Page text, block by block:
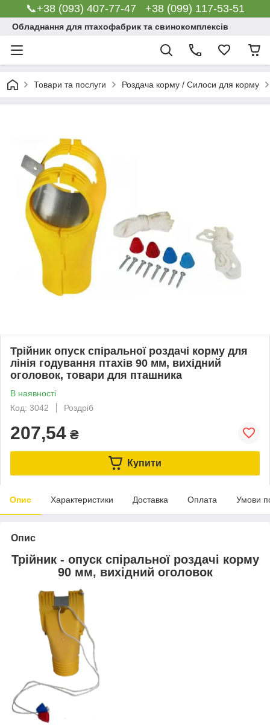
📞+38 (093) 407-77-47 +38 (099) 117-53-51
Обладнання для птахофабрик та свинокомплексів
Товари та послуги Роздача корму / Силоси для корму
Трійник опуск спіральної роздачі корму для
лінія годування птахів 90 мм, вихідний
оголовок, товари для пташника
В наявності
Код: 3042
Роздріб
207,54 ₴
Купити
Опис Характеристики Доставка Оплата Умови
Опис
Трійник - опуск спіральної роздачі корму
90 мм, вихідний оголовок